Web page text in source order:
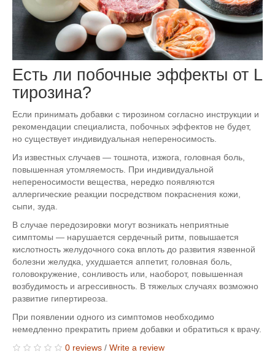
Есть ли побочные эффекты от L
тирозина?
Если принимать добавки с тирозином согласно инструкции и
рекомендации специалиста, побочных эффектов не будет,
но существует индивидуальная непереносимость.
Из известных случаев — тошнота, изжога, головная боль,
повышенная утомляемость. При индивидуальной
непереносимости вещества, нередко появляются
аллергические реакции посредством покраснения кожи,
сыпи, зуда.
В случае передозировки могут возникать неприятные
симптомы — нарушается сердечный ритм, повышается
кислотность желудочного сока вплоть до развития язвенной
болезни желудка, ухудшается аппетит, головная боль,
головокружение, сонливость или, наоборот, повышенная
возбудимость и агрессивность. В тяжелых случаях возможно
развитие гипертиреоза.
При появлении одного из симптомов необходимо
немедленно прекратить прием добавки и обратиться к врачу.
0 reviews/ Write a review